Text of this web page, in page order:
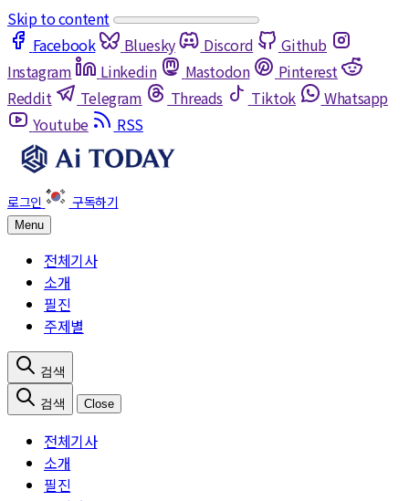
Skip to content
Facebook
Bluesky Discord
Github
Instagram
Linkedin Mastodon
Pinterest
Reddit
Telegram Threads Tiktok
Whatsapp
Youtube
RSS
Menu
전체기사
소개
필진
주제별
Close
전체기사
소개
필진